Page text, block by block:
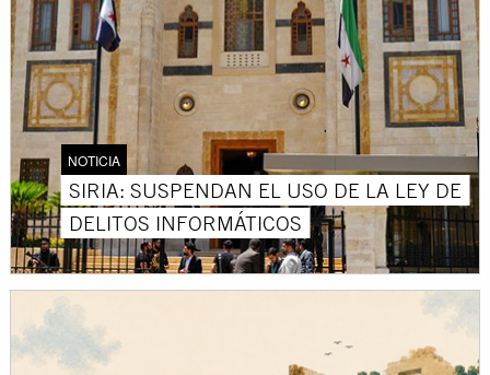
NOTICIA
SIRIA: SUSPENDAN EL USO DE LA LEY DE
DELITOS INFORMÁTICOS